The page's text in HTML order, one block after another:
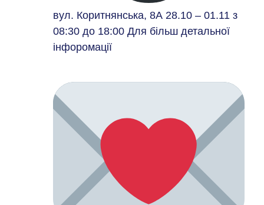
вул. Коритнянська, 8А 28.10 – 01.11 з
08:30 до 18:00 Для більш детальної
інфоромації